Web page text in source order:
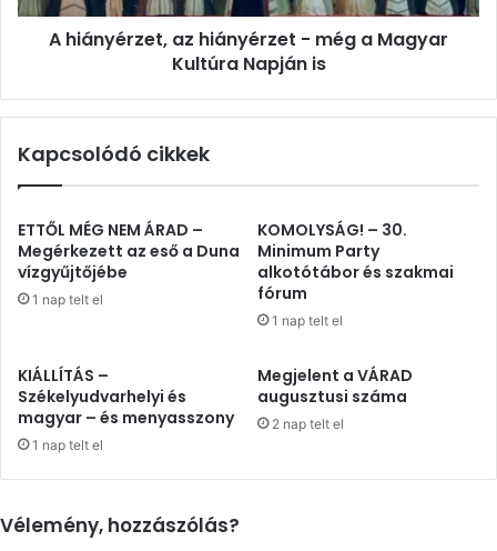
Kultúra
NapjánA hiányérzet, az hiányérzet - még a Magyar
Kultúra Napján is
Kapcsolódó cikkek
ETTŐL MÉG NEM ÁRAD –
Megérkezett az eső a Duna
vízgyűjtőjébe
1 nap telt el
KOMOLYSÁG! – 30.
Minimum Party
alkotótábor és szakmai
fórum
1 nap telt el
KIÁLLÍTÁS –
Székelyudvarhelyi és
magyar – és menyasszony
1 nap telt el
Megjelent a VÁRAD
augusztusi száma
2 nap telt el
Vélemény, hozzászólás?